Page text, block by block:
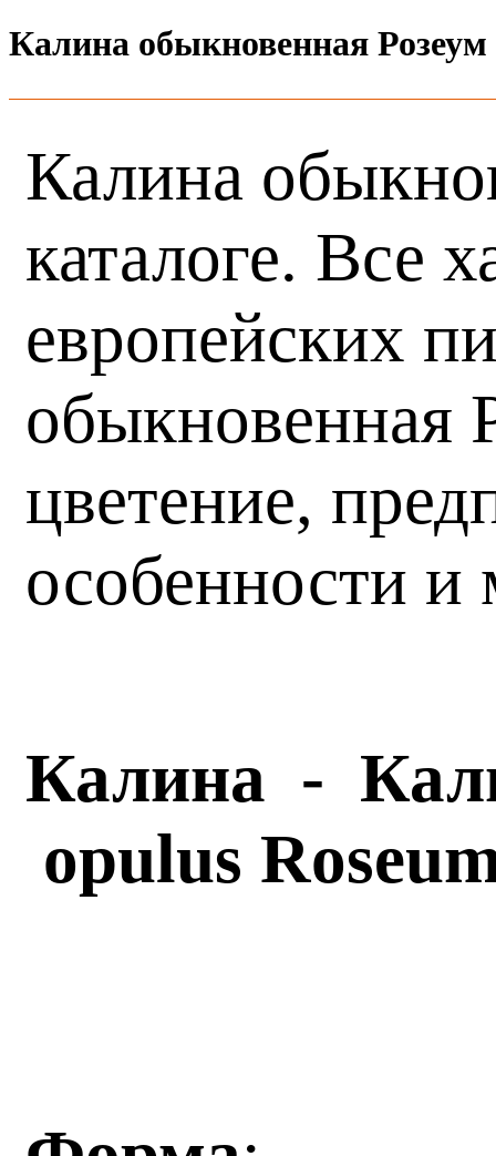
Калина обыкновенная Розеум
Калина
каталоге. Все
европейских
обыкновенная
цветение,
особенности и
Калина -
opulus